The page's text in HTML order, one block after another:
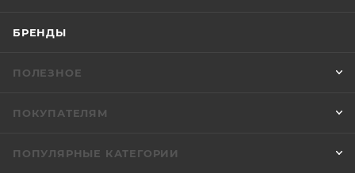
БРЕНДЫ
ПОЛЕЗНОЕ
ПОКУПАТЕЛЯМ
ПОПУЛЯРНЫЕ КАТЕГОРИИ